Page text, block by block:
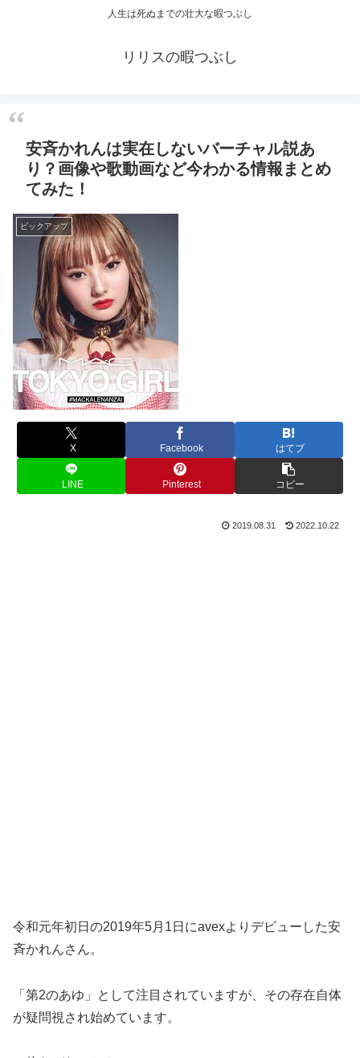
人生は死ぬまでの壮大な暇つぶし
リリスの暇つぶし
安斉かれんは実在しないバーチャル説あ
り？画像や歌動画など今わかる情報まとめ
てみた！
ピックアップ
X Facebook はてブ
LINE Pinterest コピー
2019.08.31 2022.10.22
令和元年初日の2019年5月1日にavexよりデビューした安
斉かれんさん。
「第2のあゆ」として注目されていますが、その存在自体
が疑問視され始めています。